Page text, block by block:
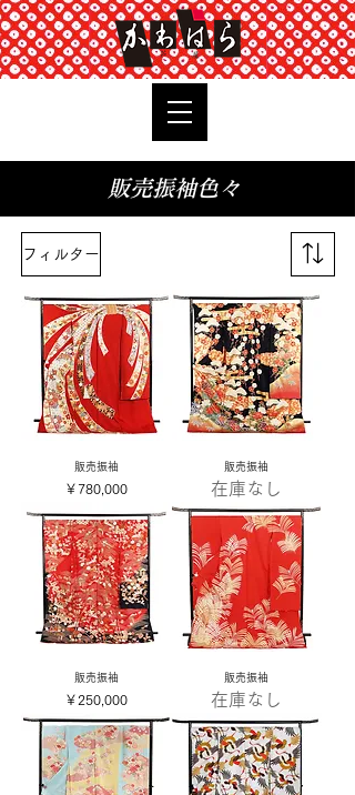
​販売振袖色々
フィルター
販売振袖
価格
￥780,000
販売振袖
在庫なし
販売振袖
価格
￥250,000
販売振袖
在庫なし